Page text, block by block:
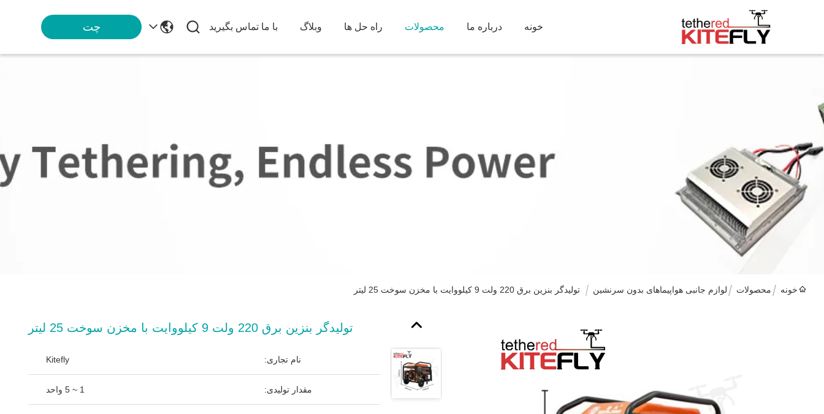
خونه درباره ما محصولات راه حل ها وبلاگ با ما تماس بگیرید چت
خونه محصولات لوازم جانبی هواپیماهای بدون سرنشین توليدگر بنزين برق 220 ولت 9 کيلووايت با مخزن سوخت 25 ليتر
توليدگر بنزين برق 220 ولت 9 کيلووايت با مخزن سوخت 25 ليتر
نام تجاری: Kitefly
مقدار تولیدی: 1 ~ 5 واحد